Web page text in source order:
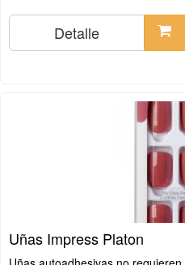
Detalle
Uñas Impress Platon